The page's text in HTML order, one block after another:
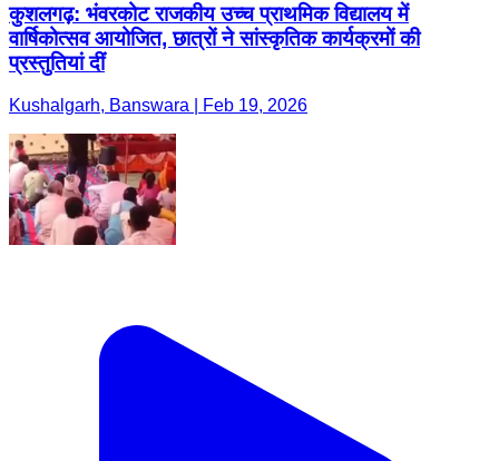
कुशलगढ़: भंवरकोट राजकीय उच्च प्राथमिक विद्यालय में
वार्षिकोत्सव आयोजित, छात्रों ने सांस्कृतिक कार्यक्रमों की
प्रस्तुतियां दीं
Kushalgarh, Banswara | Feb 19, 2026